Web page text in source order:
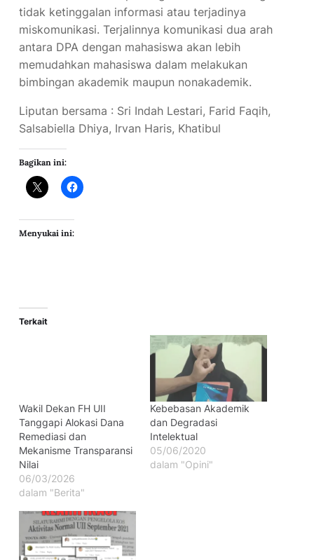
tidak ketinggalan informasi atau terjadinya
miskomunikasi. Terjalinnya komunikasi dua arah
antara DPA dengan mahasiswa akan lebih
memudahkan mahasiswa dalam melakukan
bimbingan akademik maupun nonakademik.
Liputan bersama : Sri Indah Lestari, Farid Faqih,
Salsabiella Dhiya, Irvan Haris, Khatibul
Bagikan ini:
Menyukai ini:
Terkait
Wakil Dekan FH UII
Tanggapi Alokasi Dana
Remediasi dan
Mekanisme Transparansi
Nilai
06/03/2026
dalam "Berita"
Kebebasan Akademik
dan Degradasi
Intelektual
05/06/2020
dalam "Opini"